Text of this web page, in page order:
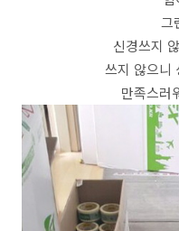
그
신경쓰지
쓰지 않으니
만족스러